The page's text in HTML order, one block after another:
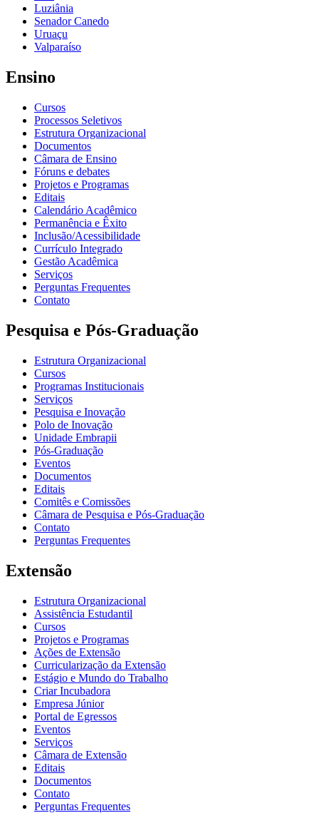
Luziânia
Senador Canedo
Uruaçu
Valparaíso
Ensino
Cursos
Processos Seletivos
Estrutura Organizacional
Documentos
Câmara de Ensino
Fóruns e debates
Projetos e Programas
Editais
Calendário Acadêmico
Permanência e Êxito
Inclusão/Acessibilidade
Currículo Integrado
Gestão Acadêmica
Serviços
Perguntas Frequentes
Contato
Pesquisa e Pós-Graduação
Estrutura Organizacional
Cursos
Programas Institucionais
Serviços
Pesquisa e Inovação
Polo de Inovação
Unidade Embrapii
Pós-Graduação
Eventos
Documentos
Editais
Comitês e Comissões
Câmara de Pesquisa e Pós-Graduação
Contato
Perguntas Frequentes
Extensão
Estrutura Organizacional
Assistência Estudantil
Cursos
Projetos e Programas
Ações de Extensão
Curricularização da Extensão
Estágio e Mundo do Trabalho
Criar Incubadora
Empresa Júnior
Portal de Egressos
Eventos
Serviços
Câmara de Extensão
Editais
Documentos
Contato
Perguntas Frequentes